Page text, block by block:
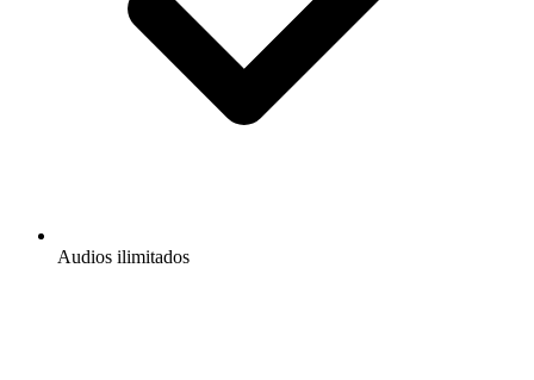
Audios ilimitados